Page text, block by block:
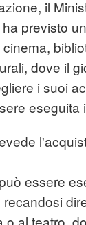
il
previsto
dove il
i suoi
eseguita
essere